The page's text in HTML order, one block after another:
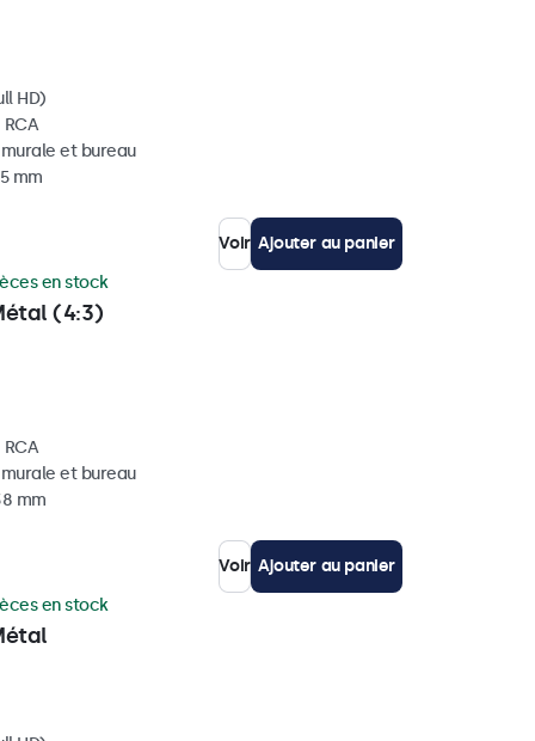
HD)
RCA
et bureau
mm
Voir Ajouter au panier
(4:3)
en stock
RCA
et bureau
mm
Voir Ajouter au panier
en stock